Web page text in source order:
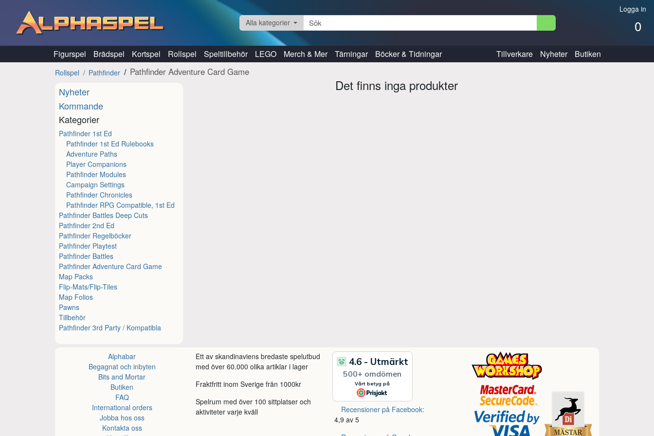
Logga in
0
Alla kategorier
Figurspel Brädspel Kortspel Rollspel Speltillbehör LEGO Merch & Mer Tärningar Böcker & Tidningar Tillverkare Nyheter Butiken
Rollspel Pathfinder Pathfinder Adventure Card Game
Nyheter
Kommande
Kategorier
Pathfinder 1st Ed
Pathfinder 1st Ed Rulebooks
Adventure Paths
Player Companions
Pathfinder Modules
Campaign Settings
Pathfinder Chronicles
Pathfinder RPG Compatible, 1st Ed
Pathfinder Battles Deep Cuts
Pathfinder 2nd Ed
Pathfinder Regelböcker
Pathfinder Playtest
Pathfinder Battles
Pathfinder Adventure Card Game
Map Packs
Flip-Mats/Flip-Tiles
Map Folios
Pawns
Tillbehör
Pathfinder 3rd Party / Kompatibla
Det finns inga produkter
Alphabar
Begagnat och inbyten
Bits and Mortar
Butiken
FAQ
International orders
Jobba hos oss
Kontakta oss
Ett av skandinaviens bredaste spelutbud
med över 60.000 olika artiklar i lager
Fraktfritt inom Sverige från 1000kr
Spelrum med över 100 sittplatser och
aktiviteter varje kväll
Recensioner på Facebook:
4,9 av 5